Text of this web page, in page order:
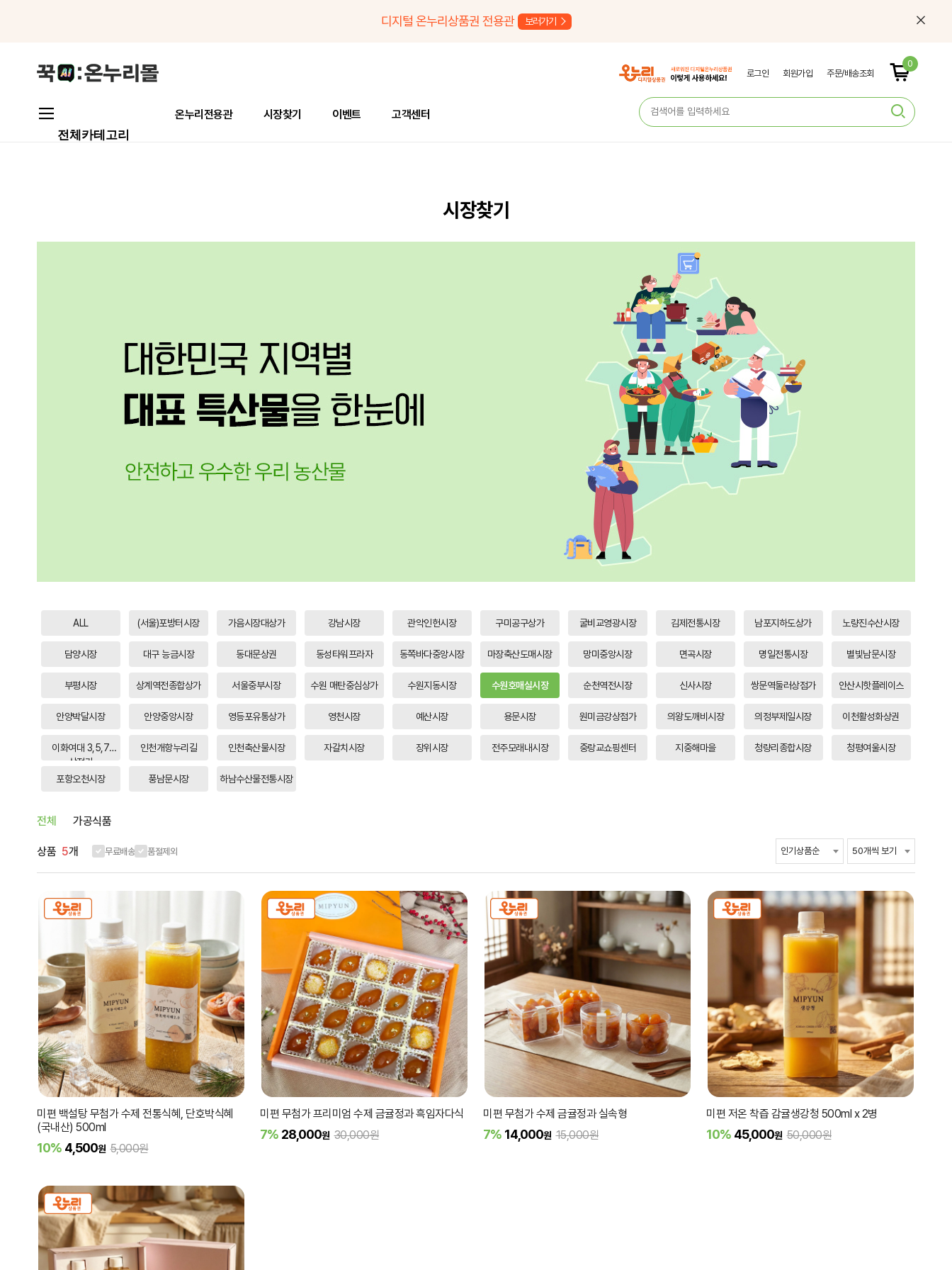
디지털 온누리상품권 전용관 보러가기
온누리전용관 시장찾기 이벤트 고객센터
로그인 회원가입 주문/배송조회
0
전체카테고리
시장찾기
ALL (서울)포방터시장 가음시장대상가 강남시장 관악인헌시장 구미공구상가 굴비교영광시장 김제전통시장 남포지하도상가 노량진수산시장
담양시장 대구 능금시장 동대문상권 동성타워프라자 동쪽바다중앙시장 마장축산도매시장 망미중앙시장 면곡시장 명일전통시장 별빛남문시장
부평시장 상계역전종합상가 서울중부시장 수원 매탄중심상가 수원지동시장 수원호매실시장 순천역전시장 신사시장 쌍문역둘러상점가 안산시핫플레이스
안양박달시장 안양중앙시장 영등포유통상가 영천시장 예산시장 용문시장 원미금강상점가 의왕도깨비시장 의정부제일시장 이천활성화상권
이화여대 3,5,7
상점가
인천개항누리길 인천축산물시장 자갈치시장 장위시장 전주모래내시장 중랑교쇼핑센터 지중해마을 청량리종합시장 청평여울시장
포항오천시장 풍남문시장 하남수산물전통시장
전체 가공식품
상품 5개 무료배송 품절제외
미편 백설탕 무첨가 수제 전통식혜, 단호박식혜
(국내산) 500ml
10% 4,500원 5,000원
미편 무첨가 프리미엄 수제 금귤정과 흑임자다식
7% 28,000원 30,000원
미편 무첨가 수제 금귤정과 실속형
7% 14,000원 15,000원
미편 저온 착즙 감귤생강청 500ml x 2병
10% 45,000원 50,000원